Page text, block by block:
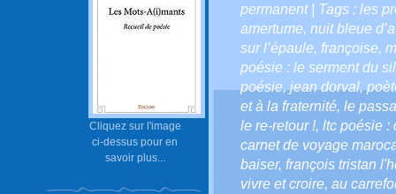
Cliquez sur l'image
ci-dessus pour en
savoir plus...
permanent| Tags : les
amertume, nuit bleue
sur l’épaule, françoise,
poésie : le serment du
poésie,jean dorval,
et à la fraternité, le
le re-retour !, ltc poésie :
carnet de voyage
baiser, françois tristan
vivre et croire, au